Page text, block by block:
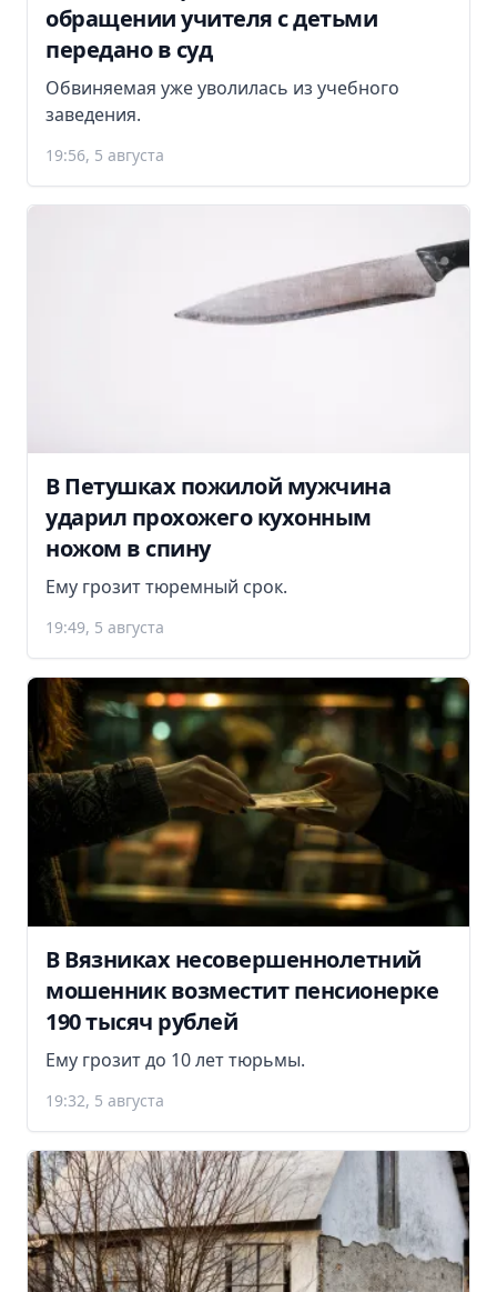
обращении учителя с детьми
передано в суд
Обвиняемая уже уволилась из учебного
заведения.
19:56, 5 августа
В Петушках пожилой мужчина
ударил прохожего кухонным
ножом в спину
Ему грозит тюремный срок.
19:49, 5 августа
В Вязниках несовершеннолетний
мошенник возместит пенсионерке
190 тысяч рублей
Ему грозит до 10 лет тюрьмы.
19:32, 5 августа